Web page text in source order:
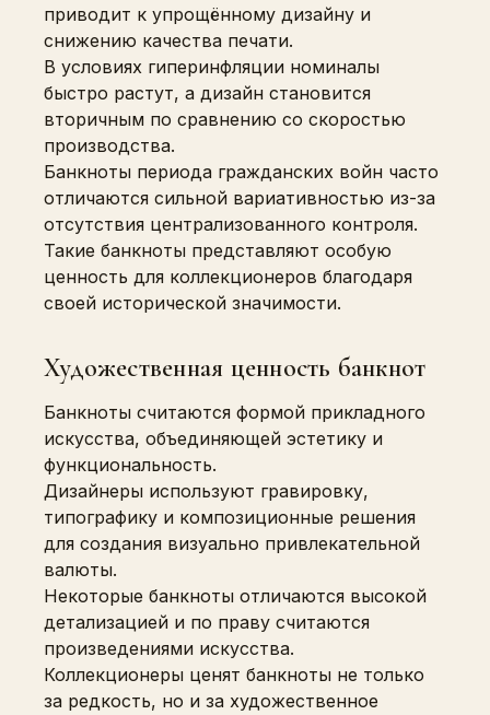
приводит к упрощённому дизайну и
снижению качества печати.
В условиях гиперинфляции номиналы
быстро растут, а дизайн становится
вторичным по сравнению со скоростью
производства.
Банкноты периода гражданских войн часто
отличаются сильной вариативностью из-за
отсутствия централизованного контроля.
Такие банкноты представляют особую
ценность для коллекционеров благодаря
своей исторической значимости.
Художественная ценность банкнот
Банкноты считаются формой прикладного
искусства, объединяющей эстетику и
функциональность.
Дизайнеры используют гравировку,
типографику и композиционные решения
для создания визуально привлекательной
валюты.
Некоторые банкноты отличаются высокой
детализацией и по праву считаются
произведениями искусства.
Коллекционеры ценят банкноты не только
за редкость, но и за художественное